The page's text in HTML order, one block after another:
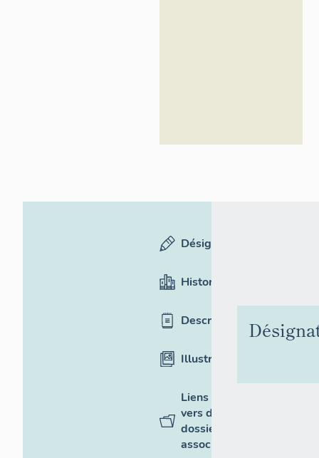
Désignation
Historique
Description
Illustrations
Liens
vers des
dossiers
associés